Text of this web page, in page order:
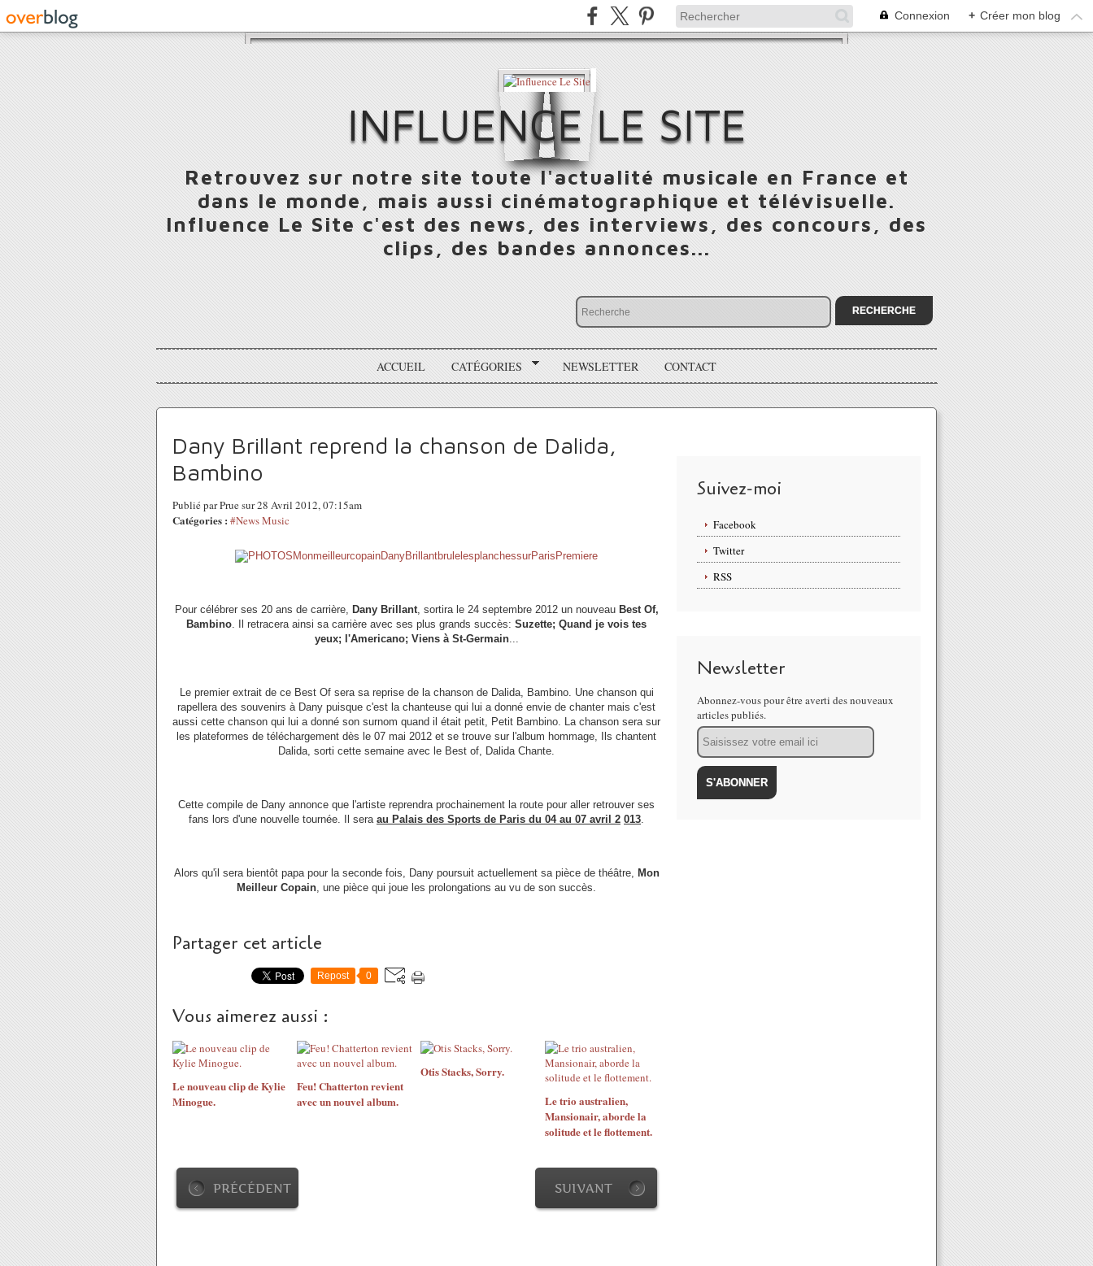
Connexion + Créer mon blog
INFLUENCE LE SITE
Retrouvez sur notre site toute l'actualité musicale en France et
dans le monde, mais aussi cinématographique et télévisuelle.
Influence Le Site c'est des news, des interviews, des concours, des
clips, des bandes annonces...
ACCUEIL CATÉGORIES NEWSLETTER CONTACT
Dany Brillant reprend la chanson de Dalida,
Bambino
Publié par Prue sur 28 Avril 2012, 07:15am
Catégories : #News Music
Pour célébrer ses 20 ans de carrière, Dany Brillant, sortira le 24 septembre 2012 un nouveau Best Of,
Bambino. Il retracera ainsi sa carrière avec ses plus grands succès: Suzette; Quand je vois tes
yeux; l'Americano; Viens à St-Germain...
Le premier extrait de ce Best Of sera sa reprise de la chanson de Dalida, Bambino. Une chanson qui
rapellera des souvenirs à Dany puisque c'est la chanteuse qui lui a donné envie de chanter mais c'est
aussi cette chanson qui lui a donné son surnom quand il était petit, Petit Bambino. La chanson sera sur
les plateformes de téléchargement dès le 07 mai 2012 et se trouve sur l'album hommage, Ils chantent
Dalida, sorti cette semaine avec le Best of, Dalida Chante.
Cette compile de Dany annonce que l'artiste reprendra prochainement la route pour aller retrouver ses
fans lors d'une nouvelle tournée. Il sera au Palais des Sports de Paris du 04 au 07 avril 2 013.
Alors qu'il sera bientôt papa pour la seconde fois, Dany poursuit actuellement sa pièce de théâtre, Mon
Meilleur Copain, une pièce qui joue les prolongations au vu de son succès.
Partager cet article
Repost 0
Vous aimerez aussi :
Le nouveau clip de Kylie
Minogue.
Feu! Chatterton revient
avec un nouvel album.
Otis Stacks, Sorry.
Le trio australien,
Mansionair, aborde la
solitude et le flottement.
PRÉCÉDENT SUIVANT
Suivez-moi
Facebook
Twitter
RSS
Newsletter
Abonnez-vous pour être averti des nouveaux
articles publiés.
Email